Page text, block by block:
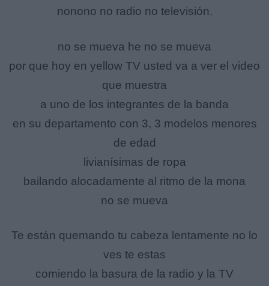
nonono no radio no televisión.
no se mueva he no se mueva
por que hoy en yellow TV usted va a ver el video
que muestra
a uno de los integrantes de la banda
en su departamento con 3, 3 modelos menores
de edad
livianísimas de ropa
bailando alocadamente al ritmo de la mona
no se mueva
Te están quemando tu cabeza lentamente no lo
ves te estas
comiendo la basura de la radio y la TV